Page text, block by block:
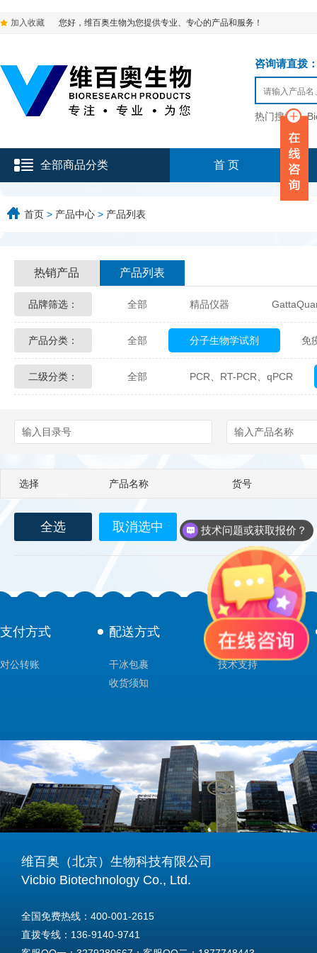
加入收藏 您好，维百奥生物为您提供专业、专心的产品和服务！
咨询请直拨
热门搜索：
全部商品分类 首 页
首页 > 产品中心 > 产品列表
热销产品 产品列表
品牌筛选： 全部 精品仪器
Glycon Biochem Sterlitech
Echelon Biosciences Verichem
Biotez Berlin Diametra
Berry & Associates Zedira
LGC Maine Standards Biolife
Abbexa AbD Serotec
产品分类： 全部 分子生物学试剂 免
化学及生物化学试剂 材料学试剂
二级分类： 全部 PCR、RT-PCR、qPCR
选择 产品名称 货号
全选 取消选中
支付方式
对公转账
配送方式
干冰包裹
收货须知
售后服务
技术支持
维百奥（北京）生物科技有限公司
Vicbio Biotechnology Co., Ltd.
全国免费热线：400-001-2615
直拨专线：136-9140-9741
技术问题或获取报价？